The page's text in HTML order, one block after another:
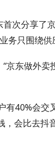
首次分享了
务只围绕供
京东做外
有40%会交
，会比去抖